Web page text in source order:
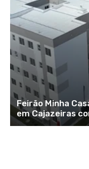
Feirão Minha
em Cajazeiras